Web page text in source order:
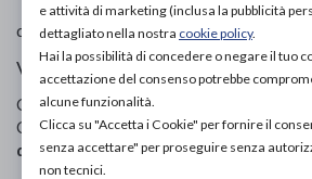
di Amoena
Vestiario
Codice OTGP:AMOTK19788
Categoria:Ausili per disabili e anziani»
quotidiana»Vestiario
e attività di marketing (inclusa la pubblicità
dettagliato nella nostra cookie policy.
Hai la possibilità di concedere o negare il tuo
accettazione del consenso potrebbe
alcune funzionalità.
Clicca su "Accetta i Cookie" per fornire il
senza accettare" per proseguire senza
non tecnici.